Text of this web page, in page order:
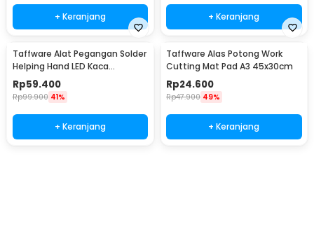
+ Keranjang + Keranjang
Taffware Alat Pegangan Solder
Helping Hand LED Kaca
Pembesar 3.5X - TE-801
Rp59.400
Rp99.900 41%
+ Keranjang
Taffware Alas Potong Work
Cutting Mat Pad A3 45x30cm
Rp24.600
Rp47.900 49%
+ Keranjang